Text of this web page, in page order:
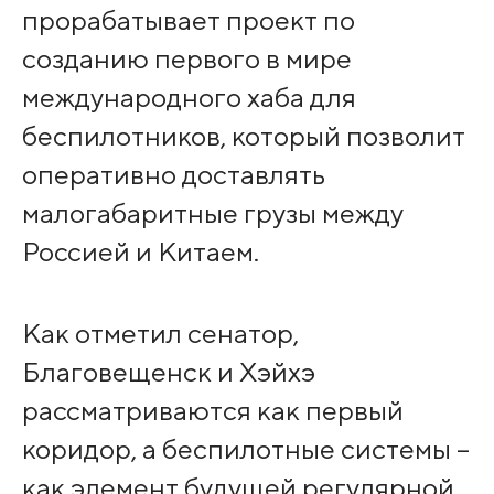
прорабатывает проект по
созданию первого в мире
международного хаба для
беспилотников, который позволит
оперативно доставлять
малогабаритные грузы между
Россией и Китаем.
Как отметил сенатор,
Благовещенск и Хэйхэ
рассматриваются как первый
коридор, а беспилотные системы –